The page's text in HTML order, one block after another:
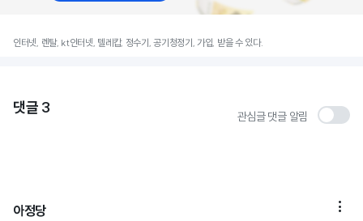
인터넷, 렌탈, kt인터넷, 텔레캅, 정수기, 공기청정기, 가입, 받을 수 있다.
댓글 3 관심글 댓글 알림
아정당 